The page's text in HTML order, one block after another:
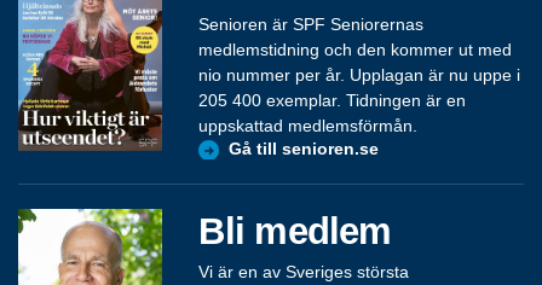
Senioren är SPF Seniorernas
medlemstidning och den kommer ut med
nio nummer per år. Upplagan är nu uppe i
205 400 exemplar. Tidningen är en
uppskattad medlemsförmån.
Gå till senioren.se
Bli medlem
Vi är en av Sveriges största